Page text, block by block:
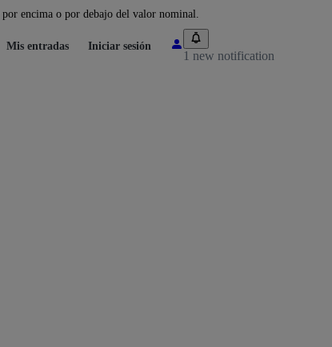
por encima o por debajo del valor nominal.
Mis entradas Iniciar sesión
1 new notification